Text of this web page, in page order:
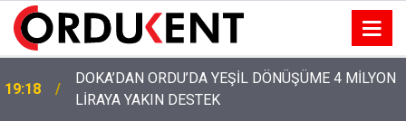
19:18
DOKA’DAN ORDU’DA YEŞİL DÖNÜŞÜME 4 MİLYON
LİRAYA YAKIN DESTEK
12:46
YENİ PARTİ’NİN ORDU’DAKİ 69 KİŞİLİK KURUCU
KADROSU AÇIKLANDI